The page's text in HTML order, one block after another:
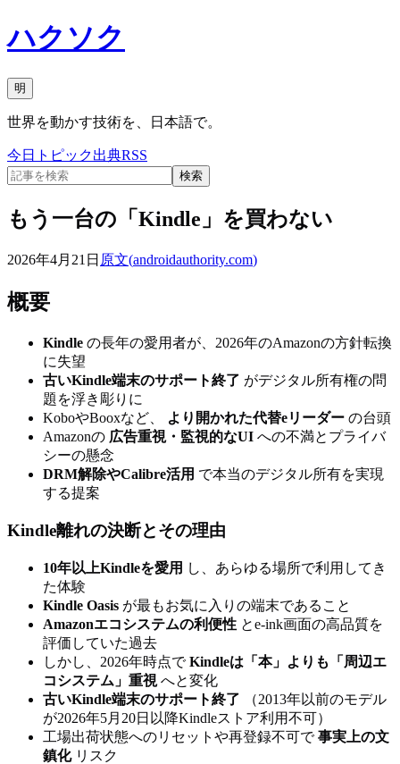
ハクソク
明
世界を動かす技術を、日本語で。
今日 トピック出典RSS
検索
もう一台の「Kindle」を買わない
2026年4月21日 原文(androidauthority.com)
概要
Kindle の長年の愛用者が、2026年のAmazonの方針転換
に失望
古いKindle端末のサポート終了 がデジタル所有権の問
題を浮き彫りに
KoboやBooxなど、
より開かれた代替eリーダー の台頭
Amazonの 広告重視・監視的なUI への不満とプライバ
シーの懸念
DRM解除やCalibre活用 で本当のデジタル所有を実現
する提案
Kindle離れの決断とその理由
10年以上Kindleを愛用 し、あらゆる場所で利用してき
た体験
Kindle Oasis が最もお気に入りの端末であること
Amazonエコシステムの利便性 とe-ink画面の高品質を
評価していた過去
しかし、2026年時点でKindleは「本」よりも「周辺エ
コシステム」重視へと変化
古いKindle端末のサポート終了 （2013年以前のモデル
が2026年5月20日以降Kindleストア利用不可）
工場出荷状態へのリセットや再登録不可で事実上の文
鎮化リスク